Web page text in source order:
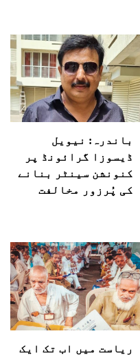
باندرہ: نیویل
ڈیسوزا گرائونڈ پر
کنونشن سینٹر بنانے
کی پُرزور مخالفت
ریاست میں اب تک ایک